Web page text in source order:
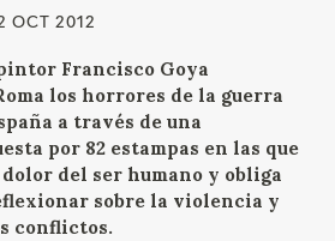
OCT 2012
Francisco Goya
los horrores de la guerra
a través de una
por 82 estampas en las que
del ser humano y obliga
sobre la violencia y
conflictos.